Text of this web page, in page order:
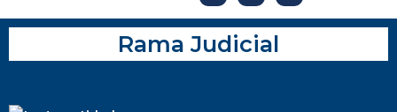
Rama Judicial